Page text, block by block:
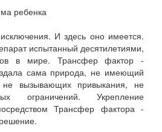
И здесь оно имеется.
испытанный десятилетиями,
в мире. Трансфер фактор -
сама природа, не имеющий
вызывающих привыкания, не
ограничений. Укрепление
Трансфер фактора -